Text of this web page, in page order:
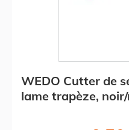
WEDO Cutter de
lame trapèze,